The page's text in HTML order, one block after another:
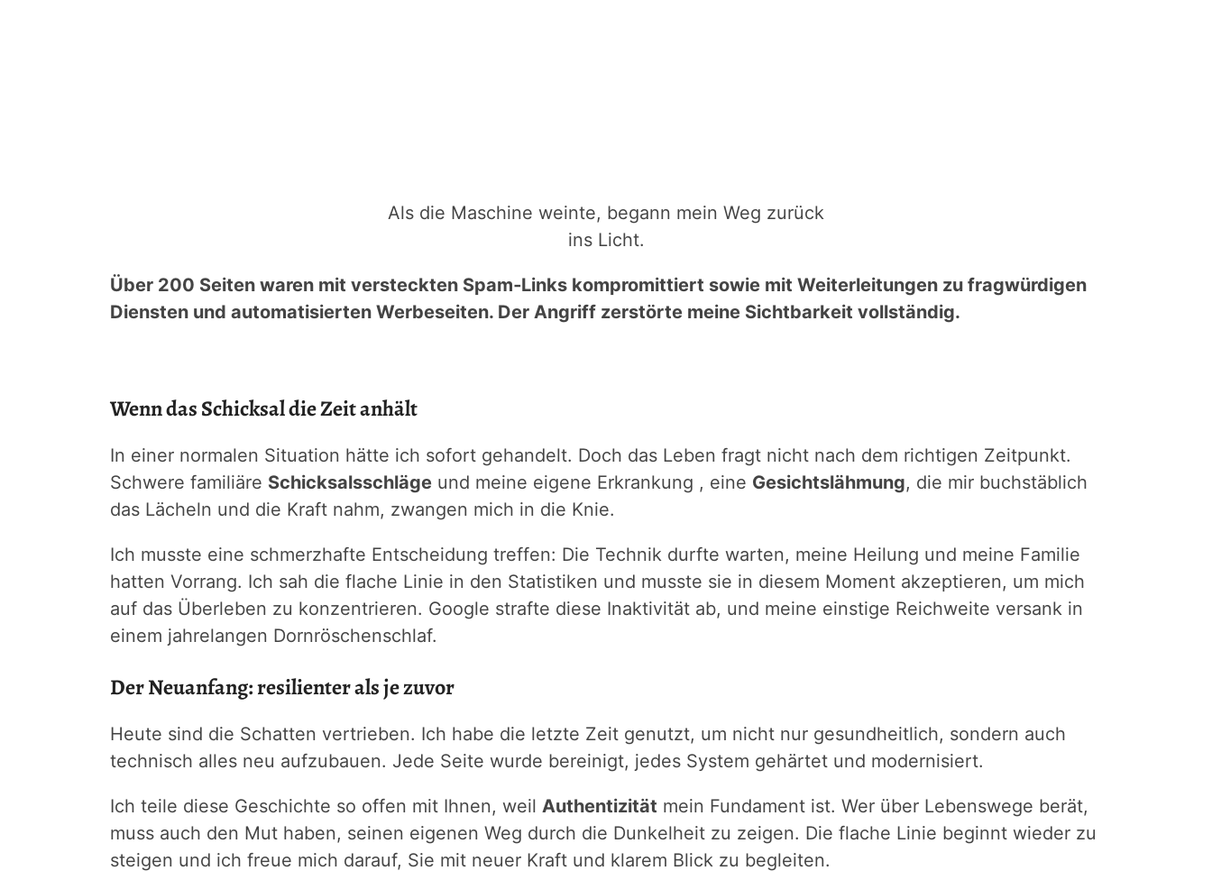
Als die Maschine weinte, begann mein Weg zurück
ins Licht.
Über 200 Seiten waren mit versteckten Spam‑Links kompromittiert sowie mit Weiterleitungen zu fragwürdigen
Diensten und automatisierten Werbeseiten. Der Angriff zerstörte meine Sichtbarkeit vollständig.
Wenn das Schicksal die Zeit anhält
In einer normalen Situation hätte ich sofort gehandelt. Doch das Leben fragt nicht nach dem richtigen Zeitpunkt.
Schwere familiäre Schicksalsschläge und meine eigene Erkrankung , eine Gesichtslähmung, die mir buchstäblich
das Lächeln und die Kraft nahm, zwangen mich in die Knie.
Ich musste eine schmerzhafte Entscheidung treffen: Die Technik durfte warten, meine Heilung und meine Familie
hatten Vorrang. Ich sah die flache Linie in den Statistiken und musste sie in diesem Moment akzeptieren, um mich
auf das Überleben zu konzentrieren. Google strafte diese Inaktivität ab, und meine einstige Reichweite versank in
einem jahrelangen Dornröschenschlaf.
Der Neuanfang: resilienter als je zuvor
Heute sind die Schatten vertrieben. Ich habe die letzte Zeit genutzt, um nicht nur gesundheitlich, sondern auch
technisch alles neu aufzubauen. Jede Seite wurde bereinigt, jedes System gehärtet und modernisiert.
Ich teile diese Geschichte so offen mit Ihnen, weil Authentizität mein Fundament ist. Wer über Lebenswege berät,
muss auch den Mut haben, seinen eigenen Weg durch die Dunkelheit zu zeigen. Die flache Linie beginnt wieder zu
steigen und ich freue mich darauf, Sie mit neuer Kraft und klarem Blick zu begleiten.